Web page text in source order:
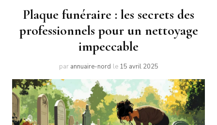
Plaque funéraire : les secrets des
professionnels pour un nettoyage
impeccable
par annuaire-nord le 15 avril 2025